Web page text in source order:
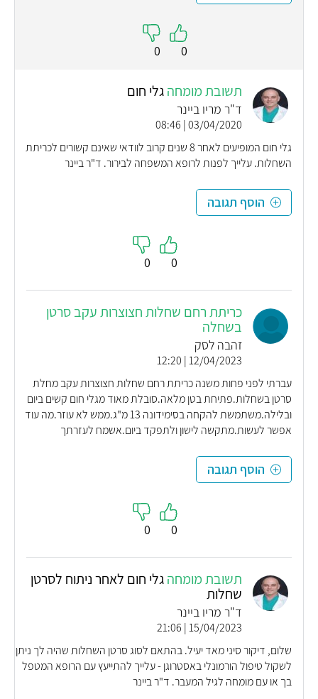
0
0
תשובת מומחהגלי חום
ד"ר מריו ביינר
03/04/2020 | 08:46
גלי חום המופיעים לאחר 8 שנים קרוב לוודאי שאינם קשורים לכריתת
השחלות. עלייך לפנות לרופא המשפחה לבירור. ד"ר ביינר
הוסף תגובה
0
0
כריתת רחם שחלות חצוצרות עקב סרטן
בשחלה
זהבה לסק
12/04/2023 | 12:20
עברתי לפני פחות משנה כריתת רחם שחלות חצוצרות עקב מחלת
סרטן בשחלות.פתיחת בטן מלאה.סובלת מאוד מגלי חום קשים ביום
ובלילה.משתמשת להקחה בסימידונה 13 מ"ג.ממש לא עוזר.מה עוד
אפשר לעשות.מתקשה לישון ולתפקד ביום.אשמח לעזרתך
הוסף תגובה
0
0
תשובת מומחהגלי חום לאחר ניתוח לסרטן
שחלות
ד"ר מריו ביינר
15/04/2023 | 21:06
שלום, דיקור סיני מאד יעיל. בהתאם לסוג סרטן השחלות שהיה לך ניתן
לשקול טיפול הורמונלי באסטרוגן - עלייך להתייעץ עם הרופא המטפל
בך או עם מומחה לגיל המעבר. ד"ר ביינר